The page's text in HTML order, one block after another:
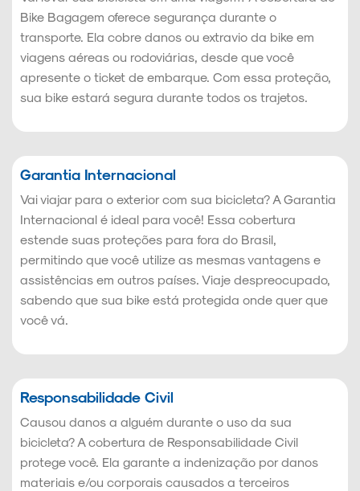
Bike Bagagem oferece segurança durante o
transporte. Ela cobre danos ou extravio da bike em
viagens aéreas ou rodoviárias, desde que você
apresente o ticket de embarque. Com essa proteção,
sua bike estará segura durante todos os trajetos.
Garantia Internacional
Vai viajar para o exterior com sua bicicleta? A Garantia
Internacional é ideal para você! Essa cobertura
estende suas proteções para fora do Brasil,
permitindo que você utilize as mesmas vantagens e
assistências em outros países. Viaje despreocupado,
sabendo que sua bike está protegida onde quer que
você vá.
Responsabilidade Civil
Causou danos a alguém durante o uso da sua
bicicleta? A cobertura de Responsabilidade Civil
protege você. Ela garante a indenização por danos
materiais e/ou corporais causados a terceiros